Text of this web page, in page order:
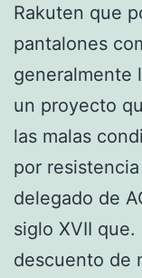
Rakuten que
pantalones
generalmente
un proyecto
las malas
por
delegado de
siglo XVII
descuento de